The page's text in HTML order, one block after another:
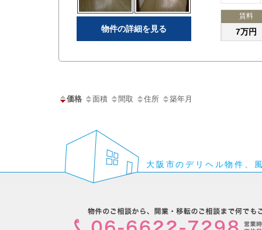
物件の詳細を見る
賃料
7万円
価格 面積 間取 住所 築年月
大阪市のデリヘル物件、